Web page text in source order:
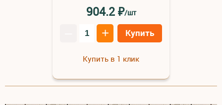
904.2₽/шт
+ Купить
Купить в 1 клик